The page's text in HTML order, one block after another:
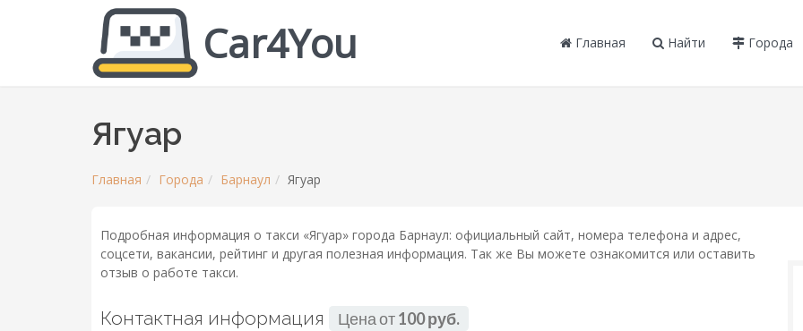
Car4You Главная Найти Города
Ягуар
Главная Города Барнаул Ягуар
Подробная информация о такси «Ягуар» города Барнаул: официальный сайт, номера телефона и адрес,
соцсети, вакансии, рейтинг и другая полезная информация. Так же Вы можете ознакомится или оставить
отзыв о работе такси.
Контактная информация Цена от100 руб.